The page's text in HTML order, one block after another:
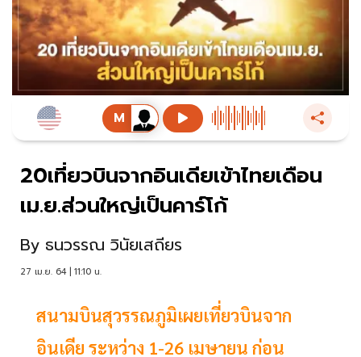
20เที่ยวบินจากอินเดียเข้าไทยเดือน
เม.ย.ส่วนใหญ่เป็นคาร์โก้
By ธนวรรณ วินัยเสถียร
27 เม.ย. 64 | 11:10 น.
สนามบินสุวรรณภูมิเผยเที่ยวบินจาก
อินเดีย ระหว่าง 1-26 เมษายน ก่อน